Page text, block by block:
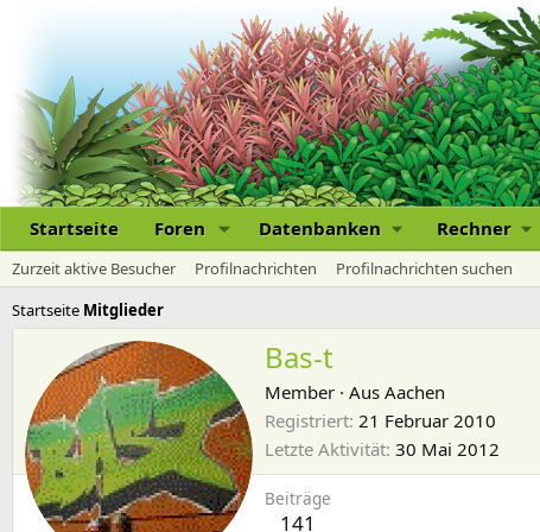
Startseite Foren Datenbanken Rechner
Zurzeit aktive Besucher Profilnachrichten
Profilnachrichten suchen
Startseite Mitglieder
Bas-t
Member · Aus Aachen
Registriert 21 Februar 2010
Letzte Aktivität 30 Mai 2012
Beiträge
141